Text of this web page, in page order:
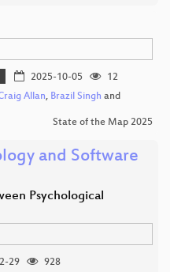
2025-10-05
12
Allan, Brazil Singh and
State of the Map 2025
and Software
Psychological
29
928